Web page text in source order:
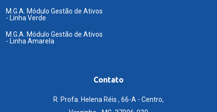
M.G.A. Módulo Gestão de Ativos
- Linha Verde
M.G.A. Módulo Gestão de Ativos
- Linha Amarela
Contato
R. Profa. Helena Réis , 66-A - Centro,